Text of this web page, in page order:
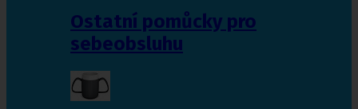
Ostatní pomůcky pro
sebeobsluhu